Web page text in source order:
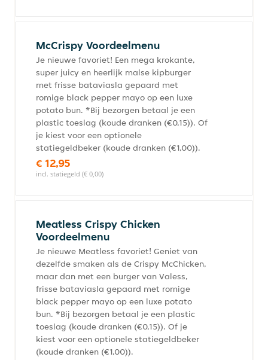
McCrispy Voordeelmenu
Je nieuwe favoriet! Een mega krokante,
super juicy en heerlijk malse kipburger
met frisse bataviasla gepaard met
romige black pepper mayo op een luxe
potato bun. *Bij bezorgen betaal je een
plastic toeslag (koude dranken (€0,15)). Of
je kiest voor een optionele
statiegeldbeker (koude dranken (€1,00)).
€ 12,95
incl. statiegeld (€ 0,00)
Meatless Crispy Chicken
Voordeelmenu
Je nieuwe Meatless favoriet! Geniet van
dezelfde smaken als de Crispy McChicken,
maar dan met een burger van Valess,
frisse bataviasla gepaard met romige
black pepper mayo op een luxe potato
bun. *Bij bezorgen betaal je een plastic
toeslag (koude dranken (€0,15)). Of je
kiest voor een optionele statiegeldbeker
(koude dranken (€1,00)).